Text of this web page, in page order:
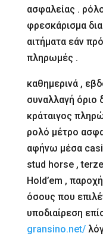
ασφαλείας .
φρεσκάρισμα
αιτήματα εάν
πληρωμές .
καθημερινά ,
συναλλαγή όριο
κράταιγος
ρολό μέτρο
αφήνω μέσα
stud horse ,
Hold’em ,
όσους που
υποδιαίρεση
gransino.net/